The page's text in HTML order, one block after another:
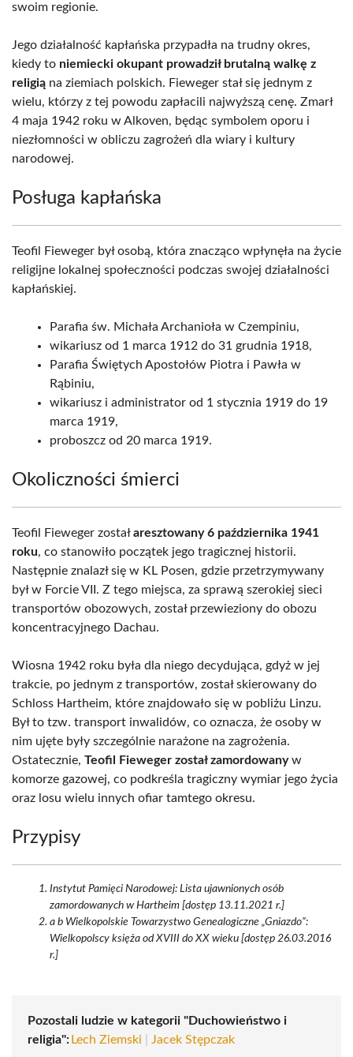
swoim regionie.
Jego działalność kapłańska przypadła na trudny okres,
kiedy to niemiecki okupant prowadził brutalną walkę z
religią na ziemiach polskich. Fieweger stał się jednym z
wielu, którzy z tej powodu zapłacili najwyższą cenę. Zmarł
4 maja 1942 roku w Alkoven, będąc symbolem oporu i
niezłomności w obliczu zagrożeń dla wiary i kultury
narodowej.
Posługa kapłańska
Teofil Fieweger był osobą, która znacząco wpłynęła na życie
religijne lokalnej społeczności podczas swojej działalności
kapłańskiej.
Parafia św. Michała Archanioła w Czempiniu,
wikariusz od 1 marca 1912 do 31 grudnia 1918,
Parafia Świętych Apostołów Piotra i Pawła w
Rąbiniu,
wikariusz i administrator od 1 stycznia 1919 do 19
marca 1919,
proboszcz od 20 marca 1919.
Okoliczności śmierci
Teofil Fieweger zostałaresztowany 6 października 1941
roku, co stanowiło początek jego tragicznej historii.
Następnie znalazł się w KL Posen, gdzie przetrzymywany
był w Forcie VII. Z tego miejsca, za sprawą szerokiej sieci
transportów obozowych, został przewieziony do obozu
koncentracyjnego Dachau.
Wiosna 1942 roku była dla niego decydująca, gdyż w jej
trakcie, po jednym z transportów, został skierowany do
Schloss Hartheim, które znajdowało się w pobliżu Linzu.
Był to tzw. transport inwalidów, co oznacza, że osoby w
nim ujęte były szczególnie narażone na zagrożenia.
Ostatecznie, Teofil Fieweger został zamordowanyw
komorze gazowej, co podkreśla tragiczny wymiar jego życia
oraz losu wielu innych ofiar tamtego okresu.
Przypisy
Instytut Pamięci Narodowej: Lista ujawnionych osób
zamordowanych w Hartheim [dostęp 13.11.2021 r.]
a b Wielkopolskie Towarzystwo Genealogiczne „Gniazdo”:
Wielkopolscy księża od XVIII do XX wieku [dostęp 26.03.2016
r.]
Pozostali ludzie w kategorii "Duchowieństwo i
religia": Lech Ziemski Jacek Stępczak